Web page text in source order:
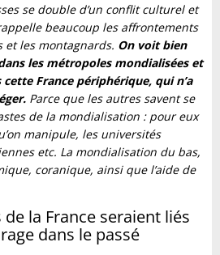
se double d’un conflit culturel et
beaucoup les affrontements
et les montagnards. On voit bien
les métropoles mondialisées et
France périphérique, qui n’a
Parce que les autres savent se
de la mondialisation : pour eux
manipule, les universités
etc. La mondialisation du bas,
coranique, ainsi que l’aide de
la France seraient liés
dans le passé